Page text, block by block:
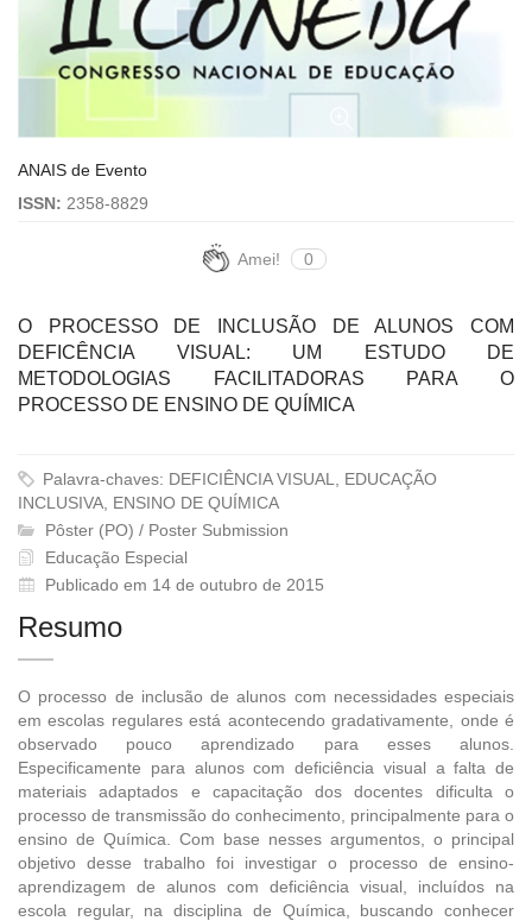
ANAIS de Evento
ISSN: 2358-8829
Amei! 0
O PROCESSO DE INCLUSÃO DE ALUNOS COM
DEFICÊNCIA VISUAL: UM ESTUDO DE
METODOLOGIAS FACILITADORAS PARA O
PROCESSO DE ENSINO DE QUÍMICA
Palavra-chaves: DEFICIÊNCIA VISUAL, EDUCAÇÃO
INCLUSIVA, ENSINO DE QUÍMICA
Pôster (PO) / Poster Submission
Educação Especial
Publicado em 14 de outubro de 2015
Resumo
O processo de inclusão de alunos com necessidades especiais
em escolas regulares está acontecendo gradativamente, onde é
observado pouco aprendizado para esses alunos.
Especificamente para alunos com deficiência visual a falta de
materiais adaptados e capacitação dos docentes dificulta o
processo de transmissão do conhecimento, principalmente para o
ensino de Química. Com base nesses argumentos, o principal
objetivo desse trabalho foi investigar o processo de ensino-
aprendizagem de alunos com deficiência visual, incluídos na
escola regular, na disciplina de Química, buscando conhecer